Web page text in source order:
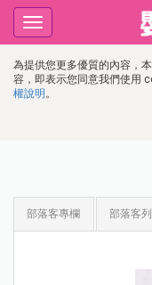
為提供您更多優質的內容，
容，即表示您同意我們使用
權說明 。
Toggle
navigation
部落客專欄 部落客